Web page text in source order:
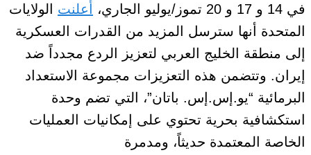
في 14 و 17 و 20 تموز/يوليو الجاري، أعلنت الولايات
المتحدة أنها سترسل المزيد من القدرات العسكرية
إلى منطقة الخليج العربي لتعزيز الردع مجدداً ضد
إيران. وتتضمن هذه التعزيزات مجموعة الاستعداد
البرمائية “يو.إس.إس. باتان”، التي تضم وحدة
استكشافية بحرية تحتوي على إمكانيات العمليات
الخاصة المعتمدة حديثاً، ومدمرة